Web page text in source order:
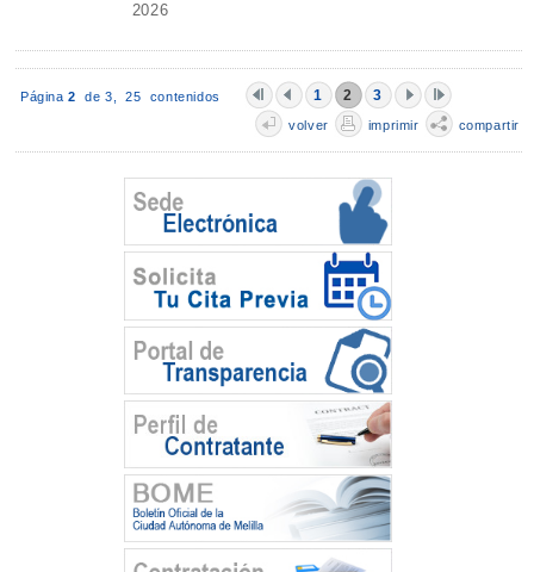
2026
Página 2 de 3,25 contenidos 1 2 3
volver imprimir compartir